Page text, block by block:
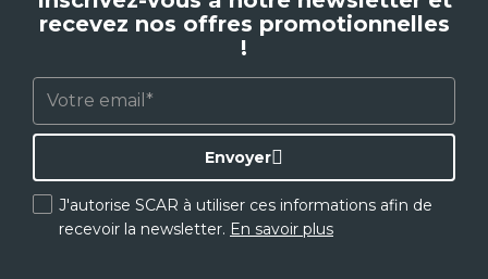
recevez nos offres promotionnelles
!
J'autorise SCAR à utiliser ces informations afin de
recevoir la newsletter. En savoir plus
Envoyer